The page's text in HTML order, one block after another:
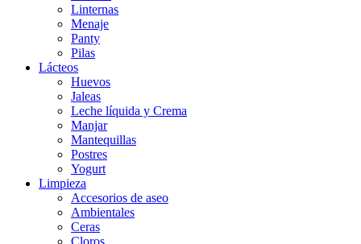
Linternas
Menaje
Panty
Pilas
Lácteos
Huevos
Jaleas
Leche líquida y Crema
Manjar
Mantequillas
Postres
Yogurt
Limpieza
Accesorios de aseo
Ambientales
Ceras
Cloros